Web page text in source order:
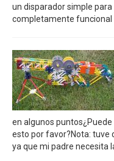
un disparador simple
completamente funcional
en algunos
esto por favor?Nota: tuve
ya que mi padre necesita